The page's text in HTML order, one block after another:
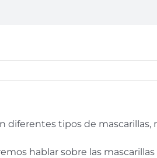
diferentes tipos de mascarillas,
hablar sobre las